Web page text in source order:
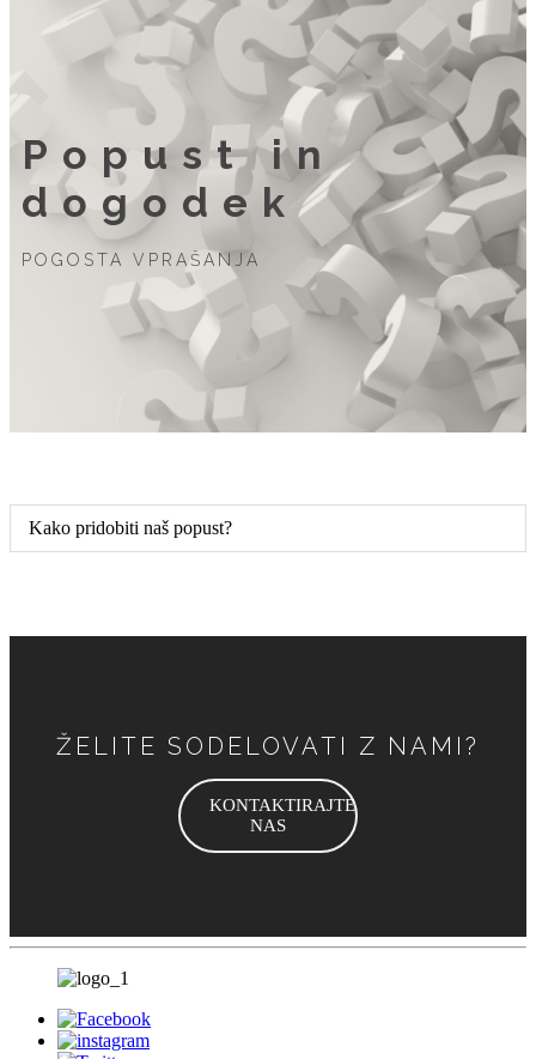
Popust in
dogodek
POGOSTA VPRAŠANJA
Kako pridobiti naš popust?
ŽELITE SODELOVATI Z NAMI?
KONTAKTIRAJTE
NAS